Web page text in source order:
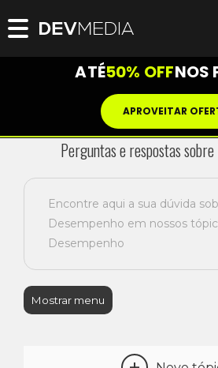
ATÉ50% OFFNOS
APROVEITAR
Perguntas e respostas sobre
Encontre aqui a sua dúvida
Desempenho em nossos
Desempenho
Mostrar menu